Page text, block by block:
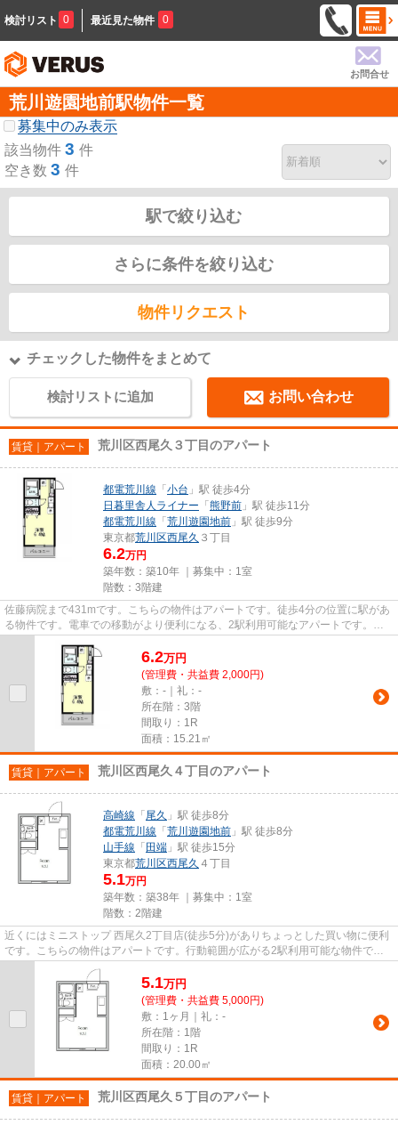
検討リスト 0 最近見た物件 0
お問合せ
荒川遊園地前駅物件一覧
募集中のみ表示
該当物件 3 件
空き数 3 件
駅で絞り込む
さらに条件を絞り込む
物件リクエスト
チェックした物件をまとめて
検討リストに追加 お問い合わせ
賃貸｜アパート 荒川区西尾久３丁目のアパート
都電荒川線 「 小台 」駅 徒歩4分
日暮里舎人ライナー 「 熊野前 」駅 徒歩11分
都電荒川線 「 荒川遊園地前 」駅 徒歩9分
東京都荒川区西尾久 ３丁目
6.2万円
築年数：築10年 ｜募集中： 1室
階数：3階建
佐藤病院まで431mです。こちらの物件はアパートです。徒歩4分の位置に駅があ
る物件です。電車での移動がより便利になる、2駅利用可能なアパートです。荒
6.2万円
(管理費・共益費 2,000円)
敷：-｜礼：-
所在階：3階
間取り：1R
面積：15.21㎡
賃貸｜アパート 荒川区西尾久４丁目のアパート
高崎線 「 尾久 」駅 徒歩8分
都電荒川線 「 荒川遊園地前 」駅 徒歩8分
山手線 「 田端 」駅 徒歩15分
東京都荒川区西尾久 ４丁目
5.1万円
築年数：築38年 ｜募集中： 1室
階数：2階建
近くにはミニストップ 西尾久2丁目店(徒歩5分)がありちょっとした買い物に便利
です。こちらの物件はアパートです。行動範囲が広がる2駅利用可能な物件で
す。魅力的な駅近の物件で、駅...
5.1万円
(管理費・共益費 5,000円)
敷：1ヶ月｜礼：-
所在階：1階
間取り：1R
面積：20.00㎡
賃貸｜アパート 荒川区西尾久５丁目のアパート